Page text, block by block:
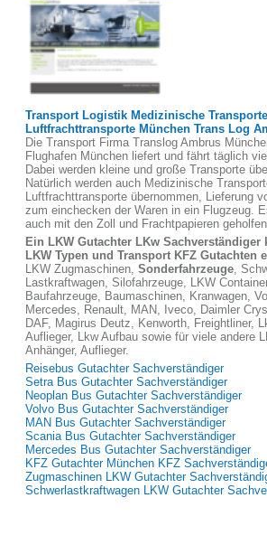
Transport Logistik Medizinische Transporte
Luftfrachttransporte München Trans Log
Die Transport Firma Translog Ambrus
Flughafen München liefert und fährt täglich
Dabei werden kleine und große Transporte
Natürlich werden auch Medizinische
Luftfrachttransporte übernommen, Lieferung
zum einchecken der Waren in ein Flugzeug.
auch mit den Zoll und Frachtpapieren
Ein LKW Gutachter LKw Sachverständiger
LKW Typen und Transport KFZ Gutachten
LKW Zugmaschinen, Sonderfahrzeuge,
Lastkraftwagen, Silofahrzeuge, LKW
Baufahrzeuge, Baumaschinen, Kranwagen,
Mercedes, Renault, MAN, Iveco, Daimler
DAF, Magirus Deutz, Kenworth, Freightliner,
Auflieger, Lkw Aufbau sowie für viele andere
Anhänger, Auflieger.
Reisebus Gutachter Sachverständiger
Setra Bus Gutachter Sachverständiger
Neoplan Bus Gutachter Sachverständiger
Volvo Bus Gutachter Sachverständiger
MAN Bus Gutachter Sachverständiger
Scania Bus Gutachter Sachverständiger
Mercedes Bus Gutachter Sachverständiger
KFZ Gutachter München KFZ
Zugmaschinen LKW Gutachter
Schwerlastkraftwagen LKW Gutachter